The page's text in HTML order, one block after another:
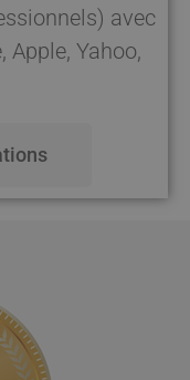
avec
Apple, Yahoo,